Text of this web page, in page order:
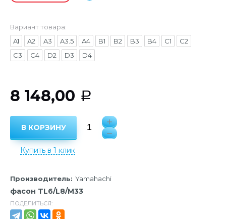
Вариант товара:
A1
A2 A3 A3.5 A4 B1 B2 B3 B4 C1
C2
C3
C4 D2 D3 D4
8 148,00 Р
В КОРЗИНУ
Купить в 1 клик
Производитель: Yamahachi
фасон TL6/L8/M33
ПОДЕЛИТЬСЯ: